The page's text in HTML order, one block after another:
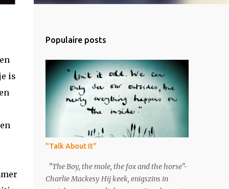
is
Populaire posts
"Talk About It"
"The Boy, the mole, the fox and the horse"-
Charlie Mackesy Hij keek, enigszins in